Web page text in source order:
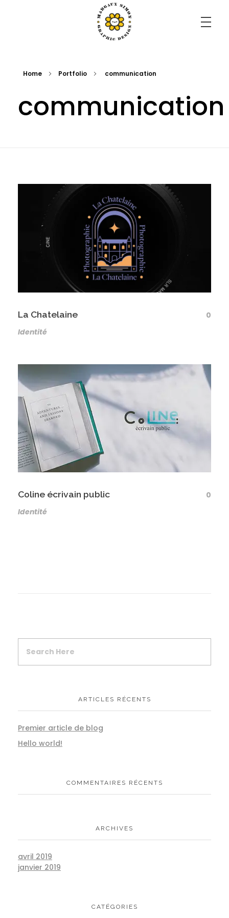
Margaux Simon Portfolio
il faut savoir s'émerveiller de tout.
Home Portfolio communication
communication
La Chatelaine
0
Identité
Coline écrivain public
0
Identité
ARTICLES RÉCENTS
Premier article de blog
Hello world!
COMMENTAIRES RÉCENTS
ARCHIVES
avril 2019
janvier 2019
CATÉGORIES